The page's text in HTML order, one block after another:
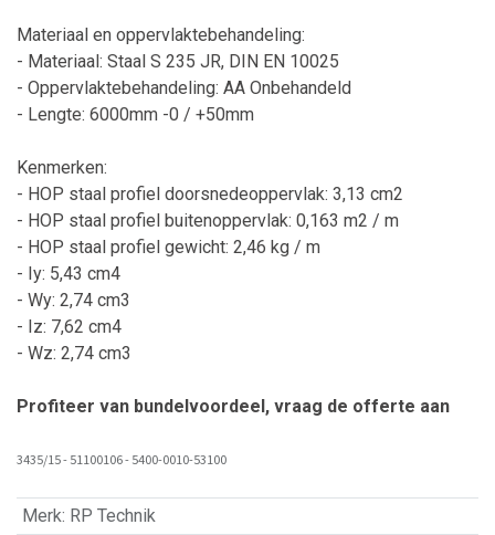
Materiaal en oppervlaktebehandeling:
- Materiaal: Staal S 235 JR, DIN EN 10025
- Oppervlaktebehandeling: AA Onbehandeld
- Lengte: 6000mm -0 / +50mm
Kenmerken:
- HOP staal profiel doorsnedeoppervlak: 3,13 cm2
- HOP staal profiel buitenoppervlak: 0,163 m2 / m
- HOP staal profiel gewicht: 2,46 kg / m
- Iy: 5,43 cm4
- Wy: 2,74 cm3
- Iz: 7,62 cm4
- Wz: 2,74 cm3
Profiteer van bundelvoordeel, vraag de offerte aan
3435/15 - 51100106 - 5400-0010-53100
Merk: RP Technik